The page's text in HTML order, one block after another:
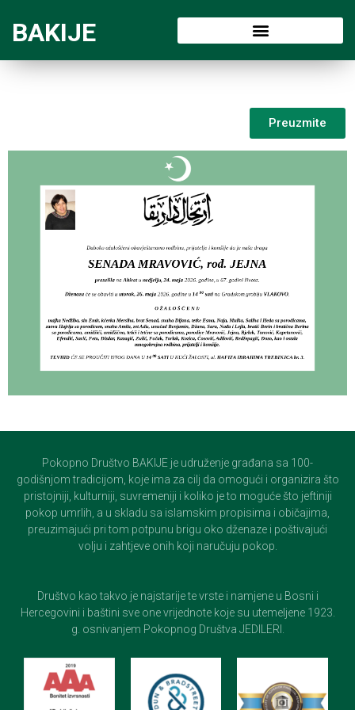
BAKIJE
Preuzmite
Pokopno Društvo BAKIJE je udruženje građana sa 100-
godišnjom tradicijom, koje ima za cilj da omogući i organizira što
pristojniji, kulturniji, suvremeniji i koliko je to moguće što jeftiniji
pokop umrlih, a u skladu sa islamskim propisima i običajima,
preuzimajući pri tom potpunu brigu oko dženaze i poštivajući
volju i zahtjeve onih koji naručuju pokop.
Društvo kao takvo je najstarije te vrste i namjene u Bosni i
Hercegovini i baštini sve one vrijednote koje su utemeljene 1923.
g. osnivanjem Pokopnog Društva JEDILERI.